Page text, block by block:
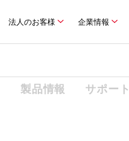
法人のお客様 企業情報
製品情報 サポート